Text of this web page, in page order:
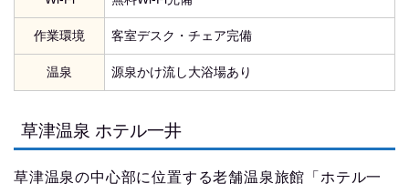
作業環境 客室デスク・チェア完備
温泉 源泉かけ流し大浴場あり
草津温泉 ホテル一井
草津温泉の中心部に位置する老舗温泉旅館「ホテル一